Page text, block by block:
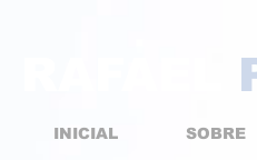
INICIAL SOBRE